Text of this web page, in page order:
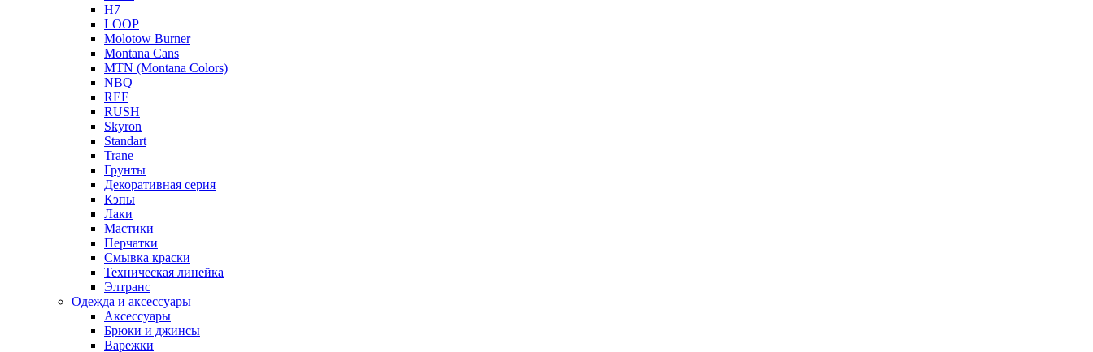
H7
LOOP
Molotow Burner
Montana Cans
MTN (Montana Colors)
NBQ
REF
RUSH
Skyron
Standart
Trane
Грунты
Декоративная серия
Кэпы
Лаки
Мастики
Перчатки
Смывка краски
Техническая линейка
Элтранс
Одежда и аксессуары
Аксессуары
Брюки и джинсы
Варежки